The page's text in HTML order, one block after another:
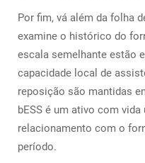
Por fim, vá além da folha
examine o histórico do
escala semelhante estão
capacidade local de
reposição são mantidas
bESS é um ativo com vida
relacionamento com o
período.